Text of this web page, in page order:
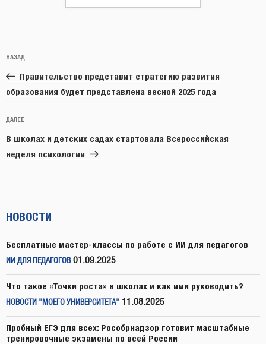
по
записям
Предыдущая
запись:
НАЗАД
Правительство представит стратегию развития
образования будет представлена весной 2025 года
Следующая
запись
ДАЛЕЕ
В школах и детских садах стартовала Всероссийская
неделя психологии
НОВОСТИ
Бесплатные мастер-классы по работе с ИИ для педагогов
ИИ ДЛЯ ПЕДАГОГОВ 01.09.2025
Что такое «Точки роста» в школах и как ими руководить?
НОВОСТИ "МОЕГО УНИВЕРСИТЕТА" 11.08.2025
Пробный ЕГЭ для всех: Рособрнадзор готовит масштабные
тренировочные экзамены по всей России